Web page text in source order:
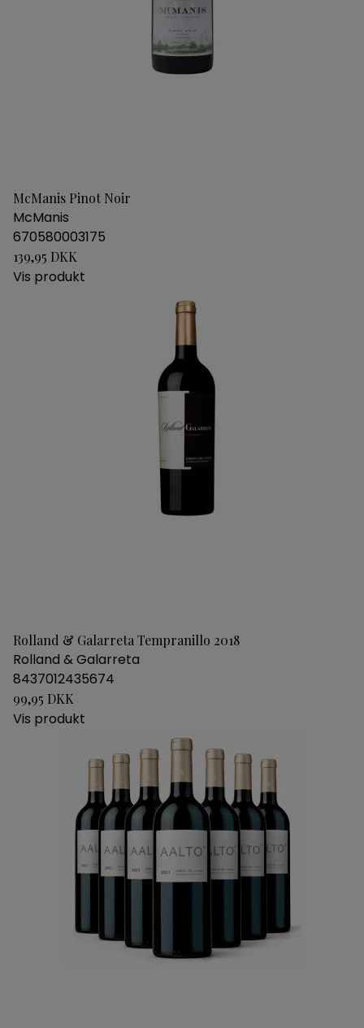
McManis Pinot Noir
McManis
670580003175
139,95 DKK
Vis produkt
Rolland & Galarreta Tempranillo 2018
Rolland & Galarreta
8437012435674
99,95 DKK
Vis produkt